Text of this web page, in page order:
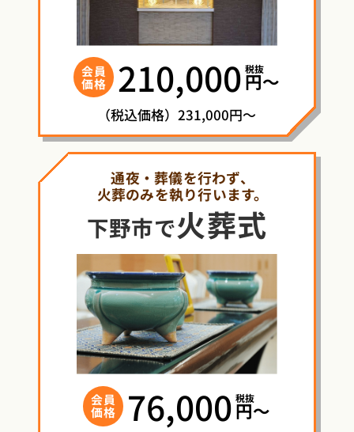
会員
価格 210,000 税抜
円〜
（税込価格）231,000円～
通夜・葬儀を行わず、
火葬のみを執り行います。
下野市で火葬式
会員
価格 76,000 税抜
円〜